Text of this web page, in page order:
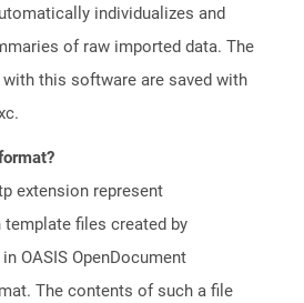
individualizes and
of raw imported data. The
this software are saved with
extension represent
template files created by
OASIS OpenDocument
The contents of such a file